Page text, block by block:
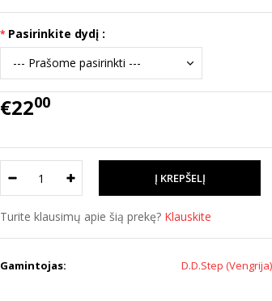
Pasirinkite dydį :
€2200
Turite klausimų apie šią prekę? Klauskite
Gamintojas: D.D.Step (Vengrija)